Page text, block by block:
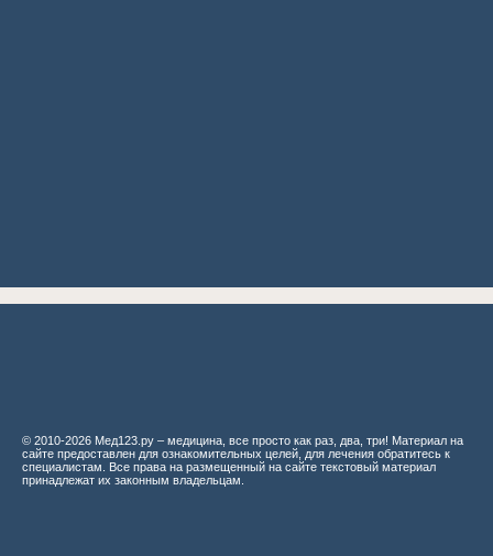
© 2010-2026 Мед123.ру – медицина, все просто как раз, два, три! Материал на
сайте предоставлен для ознакомительных целей, для лечения обратитесь к
специалистам. Все права на размещенный на сайте текстовый материал
принадлежат их законным владельцам.